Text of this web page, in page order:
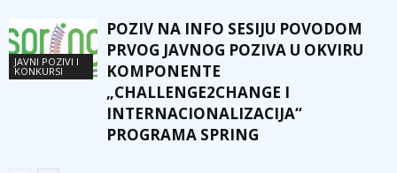
JAVNI POZIVI I
KONKURSI
POZIV NA INFO SESIJU POVODOM
PRVOG JAVNOG POZIVA U OKVIRU
KOMPONENTE
„CHALLENGE2CHANGE I
INTERNACIONALIZACIJA“
PROGRAMA SPRING